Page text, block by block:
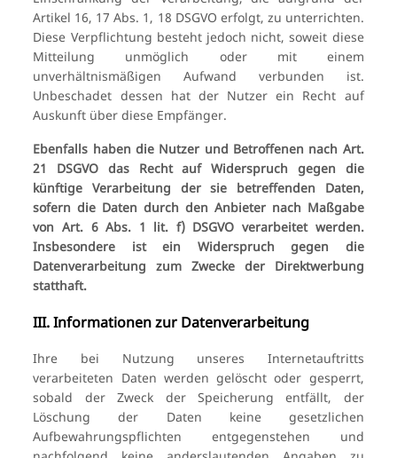
Artikel 16, 17 Abs. 1, 18 DSGVO erfolgt, zu unterrichten.
Diese Verpflichtung besteht jedoch nicht, soweit diese
Mitteilung unmöglich oder mit einem
unverhältnismäßigen Aufwand verbunden ist.
Unbeschadet dessen hat der Nutzer ein Recht auf
Auskunft über diese Empfänger.
Ebenfalls haben die Nutzer und Betroffenen nach Art.
21 DSGVO das Recht auf Widerspruch gegen die
künftige Verarbeitung der sie betreffenden Daten,
sofern die Daten durch den Anbieter nach Maßgabe
von Art. 6 Abs. 1 lit. f) DSGVO verarbeitet werden.
Insbesondere ist ein Widerspruch gegen die
Datenverarbeitung zum Zwecke der Direktwerbung
statthaft.
III. Informationen zur Datenverarbeitung
Ihre bei Nutzung unseres Internetauftritts
verarbeiteten Daten werden gelöscht oder gesperrt,
sobald der Zweck der Speicherung entfällt, der
Löschung der Daten keine gesetzlichen
Aufbewahrungspflichten entgegenstehen und